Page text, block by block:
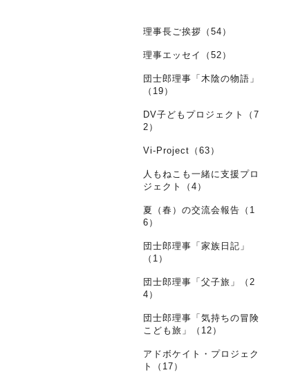
理事長ご挨拶（54）
理事エッセイ（52）
団士郎理事「木陰の物語」
（19）
DV子どもプロジェクト（7
2）
Vi-Project（63）
人もねこも一緒に支援プロ
ジェクト（4）
夏（春）の交流会報告（1
6）
団士郎理事「家族日記」
（1）
団士郎理事「父子旅」（2
4）
団士郎理事「気持ちの冒険
こども旅」（12）
アドボケイト・プロジェク
ト（17）